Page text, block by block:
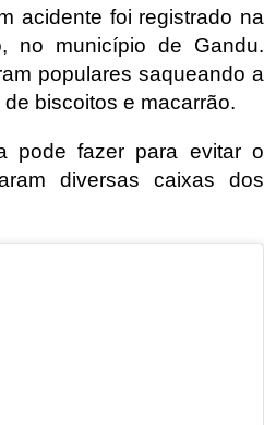
acidente foi registrado na
no município de Gandu.
populares saqueando a
biscoitos e macarrão.
pode fazer para evitar o
diversas caixas dos